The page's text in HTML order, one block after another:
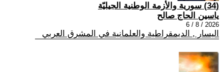
(34) سورية والأزمة الوطنية الجيليّة
ياسين الحاج صالح
2026 / 8 / 6
اليسار , الديمقراطية والعلمانية في المشرق العربي